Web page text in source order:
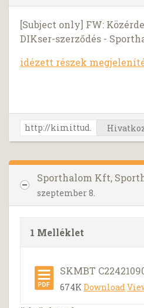
[Subject only] FW:
DIKser-szerződés -
idézett részek
Sporthalom Kft,
szeptember 8.
1 Melléklet
SKMBT
674KDownload